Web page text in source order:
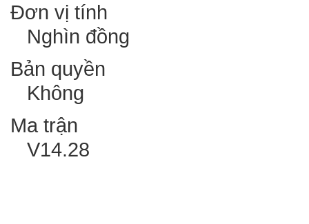
Đơn vị tính
Nghìn đồng
Bản quyền
Không
Ma trận
V14.28